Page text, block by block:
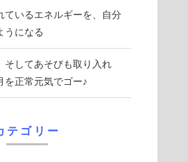
ているエネルギーを、自分
うになる
そしてあそびも取り入れ
を正常元気でゴー♪
テゴリー